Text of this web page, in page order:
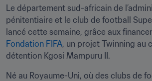
Le département sud-africain de
pénitentiaire et le club de football
Fondation FIFA, un projet Twinning au
détention Kgosi Mampuru II.
Né au Royaume-Uni, où des clubs de